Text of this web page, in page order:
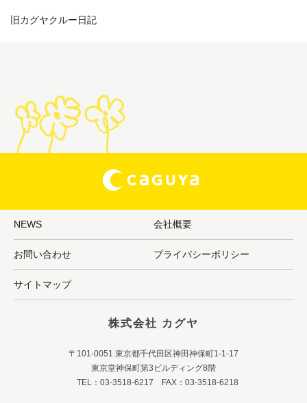
旧カグヤクルー日記
NEWS 会社概要
お問い合わせ プライバシーポリシー
サイトマップ
株式会社 カグヤ
〒101-0051 東京都千代田区神田神保町1-1-17
東京堂神保町第3ビルディング8階
TEL：03-3518-6217 FAX：03-3518-6218